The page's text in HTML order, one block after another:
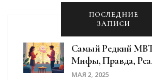
ПОСЛЕДНИЕ
ЗАПИСИ
Самый Редкий
Мифы, Правда,
Черты И Научные
МАЯ 2, 2025